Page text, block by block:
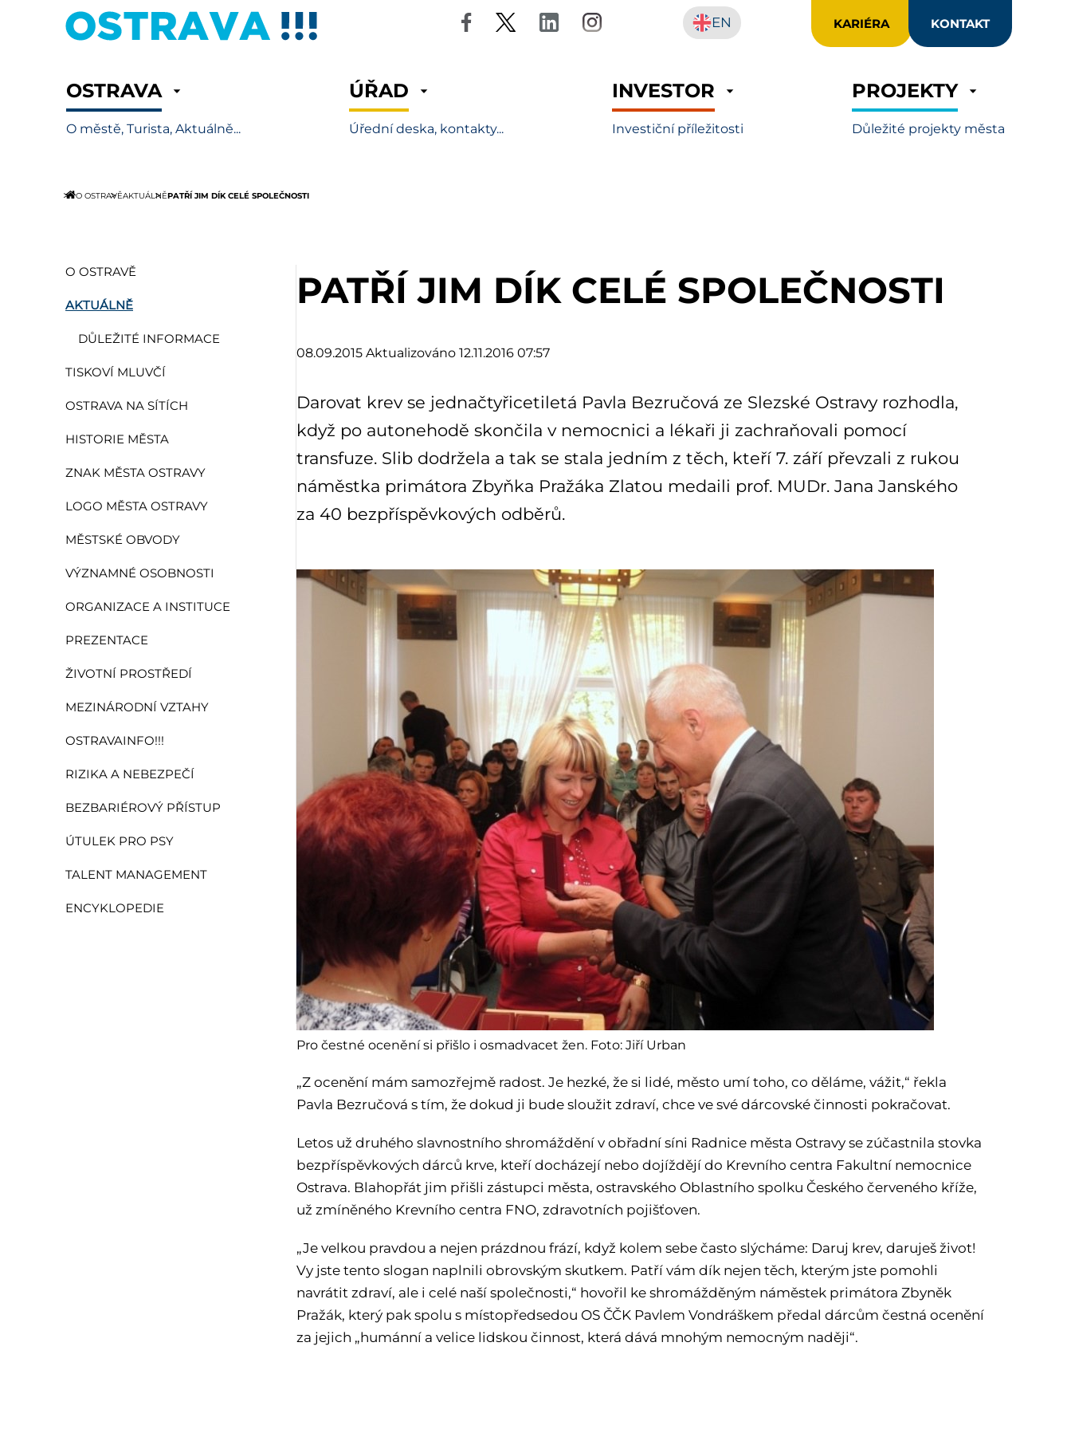
KARIÉRA KONTAKT
EN
OSTRAVA
O městě, Turista, Aktuálně...
ÚŘAD
Úřední deska, kontakty...
INVESTOR
Investiční příležitosti
PROJEKTY
Důležité projekty města
O OSTRAVĚAKTUÁLNĚPATŘÍ JIM DÍK CELÉ SPOLEČNOSTI
O OSTRAVĚ
AKTUÁLNĚ
DŮLEŽITÉ INFORMACE
TISKOVÍ MLUVČÍ
OSTRAVA NA SÍTÍCH
HISTORIE MĚSTA
ZNAK MĚSTA OSTRAVY
LOGO MĚSTA OSTRAVY
MĚSTSKÉ OBVODY
VÝZNAMNÉ OSOBNOSTI
ORGANIZACE A INSTITUCE
PREZENTACE
ŽIVOTNÍ PROSTŘEDÍ
MEZINÁRODNÍ VZTAHY
OSTRAVAINFO!!!
RIZIKA A NEBEZPEČÍ
BEZBARIÉROVÝ PŘÍSTUP
ÚTULEK PRO PSY
TALENT MANAGEMENT
ENCYKLOPEDIE
PATŘÍ JIM DÍK CELÉ SPOLEČNOSTI
08.09.2015 Aktualizováno 12.11.2016 07:57
Darovat krev se jednačtyřicetiletá Pavla Bezručová ze Slezské Ostravy rozhodla,
když po autonehodě skončila v nemocnici a lékaři ji zachraňovali pomocí
transfuze. Slib dodržela a tak se stala jedním z těch, kteří 7. září převzali z rukou
náměstka primátora Zbyňka Pražáka Zlatou medaili prof. MUDr. Jana Janského
za 40 bezpříspěvkových odběrů.
Pro čestné ocenění si přišlo i osmadvacet žen. Foto: Jiří Urban
„Z ocenění mám samozřejmě radost. Je hezké, že si lidé, město umí toho, co děláme, vážit,“ řekla
Pavla Bezručová s tím, že dokud ji bude sloužit zdraví, chce ve své dárcovské činnosti pokračovat.
Letos už druhého slavnostního shromáždění v obřadní síni Radnice města Ostravy se zúčastnila stovka
bezpříspěvkových dárců krve, kteří docházejí nebo dojíždějí do Krevního centra Fakultní nemocnice
Ostrava. Blahopřát jim přišli zástupci města, ostravského Oblastního spolku Českého červeného kříže,
už zmíněného Krevního centra FNO, zdravotních pojišťoven.
„Je velkou pravdou a nejen prázdnou frází, když kolem sebe často slýcháme: Daruj krev, daruješ život!
Vy jste tento slogan naplnili obrovským skutkem. Patří vám dík nejen těch, kterým jste pomohli
navrátit zdraví, ale i celé naší společnosti,“ hovořil ke shromážděným náměstek primátora Zbyněk
Pražák, který pak spolu s místopředsedou OS ČČK Pavlem Vondráškem předal dárcům čestná ocenění
za jejich „humánní a velice lidskou činnost, která dává mnohým nemocným naději“.